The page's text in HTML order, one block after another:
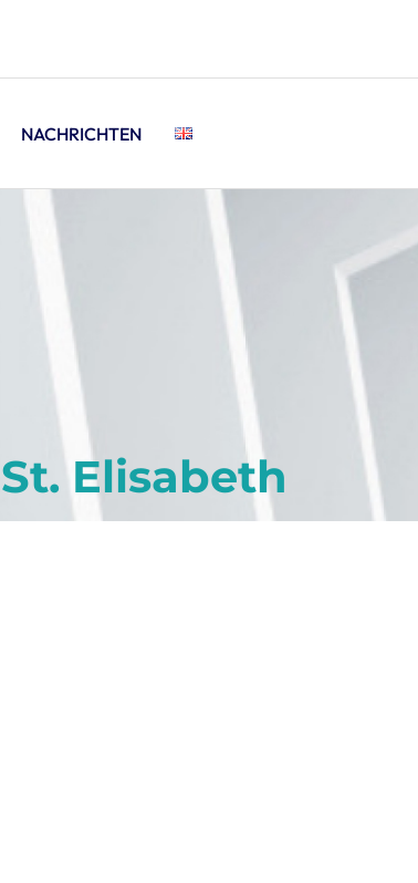
NACHRICHTEN
Elisabeth